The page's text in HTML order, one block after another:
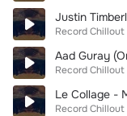
Record Chillout
Aad Guray
Record Chillout
Le Collage -
Record Chillout